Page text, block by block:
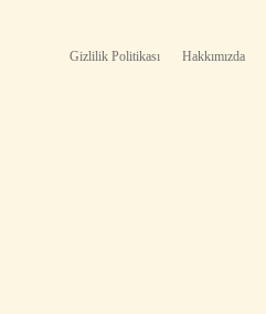
Gizlilik Politikası Hakkımızda